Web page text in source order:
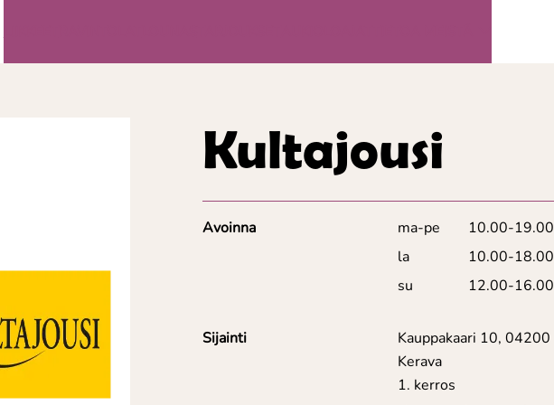
Kultajousi
Avoinna ma-pe
10.00-19.00
la
10.00-18.00
su
12.00-16.00
Sijainti
Kauppakaari 10, 04200
Kerava
1. kerros